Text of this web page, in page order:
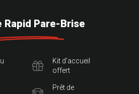
Rapid Pare-Brise
Kit d'accueil
offert
Prêt de